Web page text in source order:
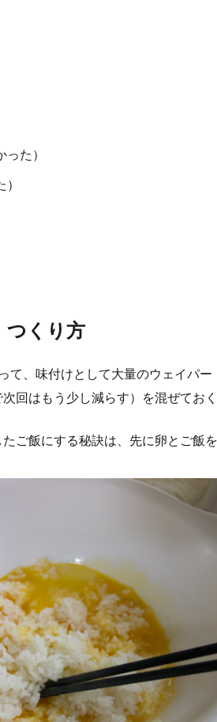
た）
つくり方
て、味付けとして大量のウェイパ
回はもう少し減らす）を混ぜておく
ご飯にする秘訣は、先に卵とご飯